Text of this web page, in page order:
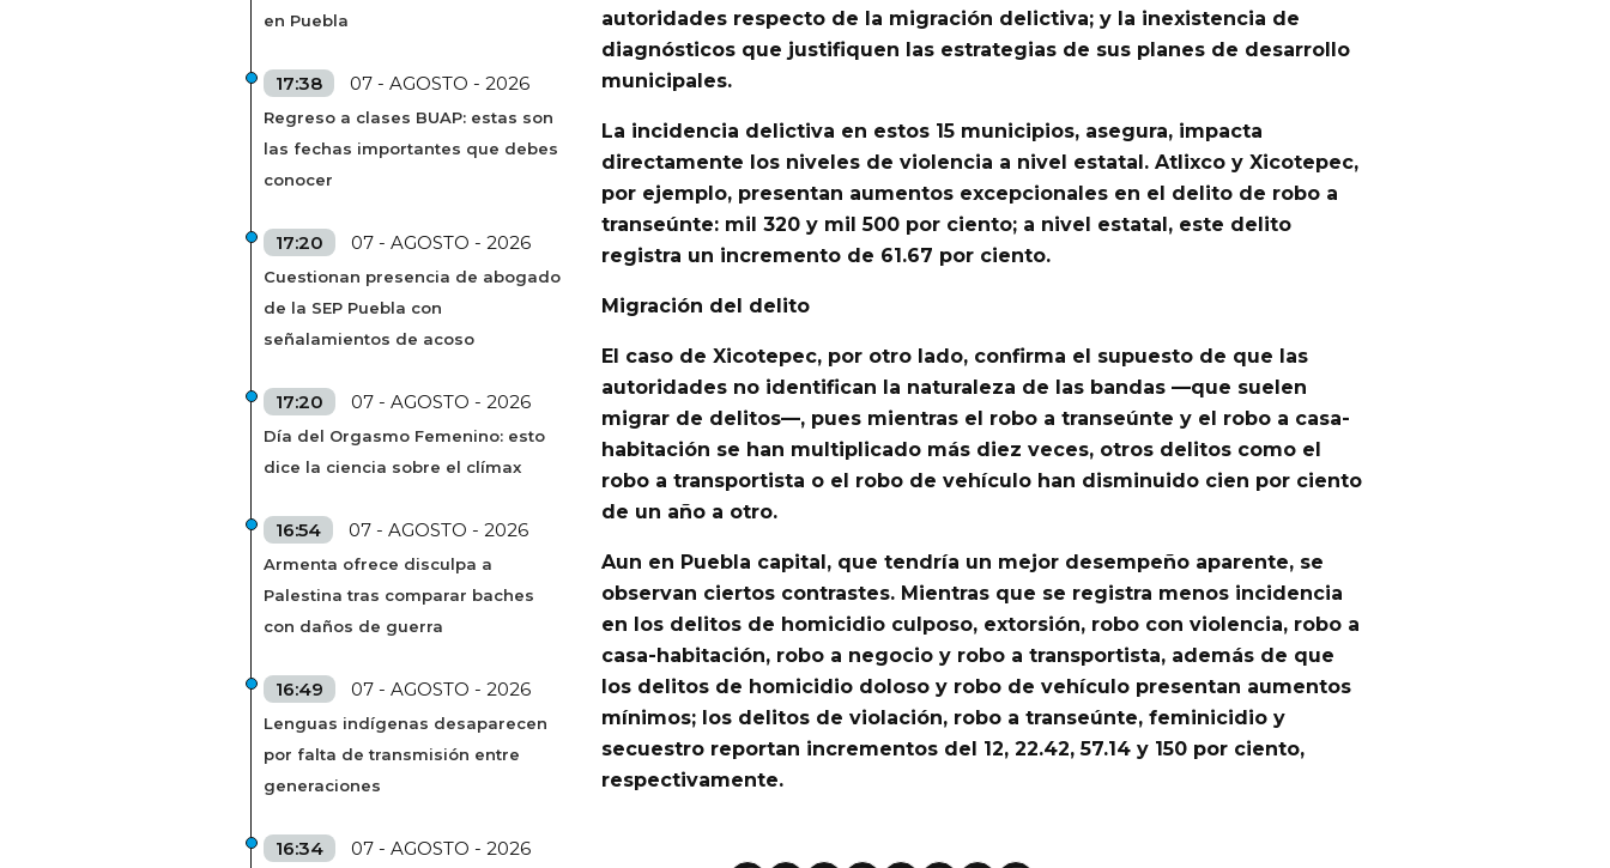
en Puebla
17:38 07 - AGOSTO - 2026
Regreso a clases BUAP: estas son
las fechas importantes que debes
conocer
17:20 07 - AGOSTO - 2026
Cuestionan presencia de abogado
de la SEP Puebla con
señalamientos de acoso
17:20 07 - AGOSTO - 2026
Día del Orgasmo Femenino: esto
dice la ciencia sobre el clímax
16:54 07 - AGOSTO - 2026
Armenta ofrece disculpa a
Palestina tras comparar baches
con daños de guerra
16:49 07 - AGOSTO - 2026
Lenguas indígenas desaparecen
por falta de transmisión entre
generaciones
16:34 07 - AGOSTO - 2026
autoridades respecto de la migración delictiva; y la inexistencia de
diagnósticos que justifiquen las estrategias de sus planes de desarrollo
municipales.
La incidencia delictiva en estos 15 municipios, asegura, impacta
directamente los niveles de violencia a nivel estatal. Atlixco y Xicotepec,
por ejemplo, presentan aumentos excepcionales en el delito de robo a
transeúnte: mil 320 y mil 500 por ciento; a nivel estatal, este delito
registra un incremento de 61.67 por ciento.
Migración del delito
El caso de Xicotepec, por otro lado, confirma el supuesto de que las
autoridades no identifican la naturaleza de las bandas —que suelen
migrar de delitos—, pues mientras el robo a transeúnte y el robo a casa-
habitación se han multiplicado más diez veces, otros delitos como el
robo a transportista o el robo de vehículo han disminuido cien por ciento
de un año a otro.
Aun en Puebla capital, que tendría un mejor desempeño aparente, se
observan ciertos contrastes. Mientras que se registra menos incidencia
en los delitos de homicidio culposo, extorsión, robo con violencia, robo a
casa-habitación, robo a negocio y robo a transportista, además de que
los delitos de homicidio doloso y robo de vehículo presentan aumentos
mínimos; los delitos de violación, robo a transeúnte, feminicidio y
secuestro reportan incrementos del 12, 22.42, 57.14 y 150 por ciento,
respectivamente.